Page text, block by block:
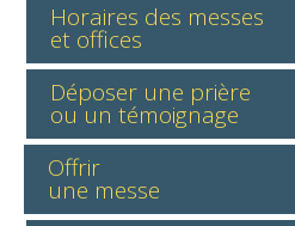
Horaires des messes
et offices
Déposer une prière
ou un témoignage
Offrir
une messe